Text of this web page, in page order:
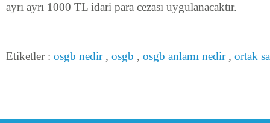
ayrı ayrı 1000 TL idari para cezası uygulanacaktır.
Etiketler : osgb nedir, osgb , osgb anlamı nedir, ortak